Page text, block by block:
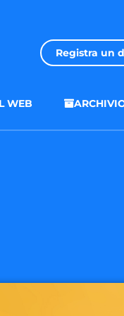
Registra un
WEB